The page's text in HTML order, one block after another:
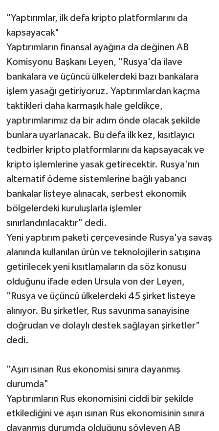
"Yaptırımlar, ilk defa kripto platformlarını da
kapsayacak"
Yaptırımların finansal ayağına da değinen AB
Komisyonu Başkanı Leyen, "Rusya'da ilave
bankalara ve üçüncü ülkelerdeki bazı bankalara
işlem yasağı getiriyoruz. Yaptırımlardan kaçma
taktikleri daha karmaşık hale geldikçe,
yaptırımlarımız da bir adım önde olacak şekilde
bunlara uyarlanacak. Bu defa ilk kez, kısıtlayıcı
tedbirler kripto platformlarını da kapsayacak ve
kripto işlemlerine yasak getirecektir. Rusya'nın
alternatif ödeme sistemlerine bağlı yabancı
bankalar listeye alınacak, serbest ekonomik
bölgelerdeki kuruluşlarla işlemler
sınırlandırılacaktır" dedi.
Yeni yaptırım paketi çerçevesinde Rusya'ya savaş
alanında kullanılan ürün ve teknolojilerin satışına
getirilecek yeni kısıtlamaların da söz konusu
olduğunu ifade eden Ursula von der Leyen,
"Rusya ve üçüncü ülkelerdeki 45 şirket listeye
alınıyor. Bu şirketler, Rus savunma sanayisine
doğrudan ve dolaylı destek sağlayan şirketler"
dedi.
"Aşırı ısınan Rus ekonomisi sınıra dayanmış
durumda"
Yaptırımların Rus ekonomisini ciddi bir şekilde
etkilediğini ve aşırı ısınan Rus ekonomisinin sınıra
dayanmış durumda olduğunu söyleyen AB